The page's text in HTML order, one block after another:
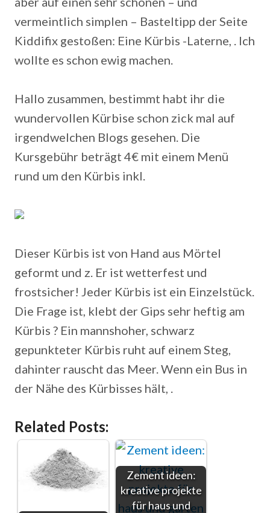
vermeintlich simplen – Basteltipp der Seite
Kiddifix gestoßen: Eine Kürbis -Laterne, . Ich
wollte es schon ewig machen.
Hallo zusammen, bestimmt habt ihr die
wundervollen Kürbise schon zick mal auf
irgendwelchen Blogs gesehen. Die
Kursgebühr beträgt 4€ mit einem Menü
rund um den Kürbis inkl.
Dieser Kürbis ist von Hand aus Mörtel
geformt und z. Er ist wetterfest und
frostsicher! Jeder Kürbis ist ein Einzelstück.
Die Frage ist, klebt der Gips sehr heftig am
Kürbis ? Ein mannshoher, schwarz
gepunkteter Kürbis ruht auf einem Steg,
dahinter rauscht das Meer. Wenn ein Bus in
der Nähe des Kürbisses hält, .
Related Posts:
Zement ideen:
kreative projekte
für haus und